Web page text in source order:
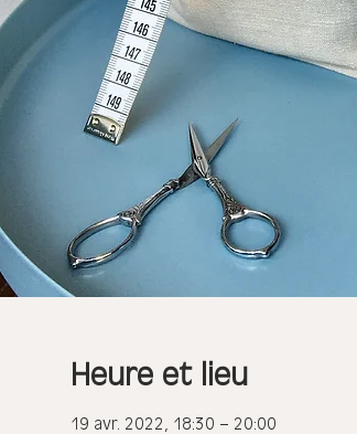
Heure et lieu
19 avr. 2022, 18:30 – 20:00